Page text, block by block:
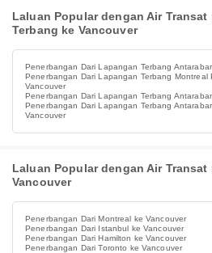
Laluan Popular dengan Air
Terbang ke Vancouver
Penerbangan Dari Lapangan Terbang
Penerbangan Dari Lapangan Terbang Montreal
Vancouver
Penerbangan Dari Lapangan Terbang
Penerbangan Dari Lapangan Terbang
Vancouver
Laluan Popular dengan Air
Vancouver
Penerbangan Dari Montreal ke Vancouver
Penerbangan Dari Istanbul ke Vancouver
Penerbangan Dari Hamilton ke Vancouver
Penerbangan Dari Toronto ke Vancouver